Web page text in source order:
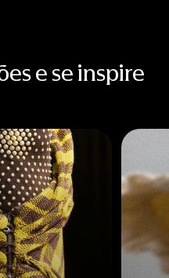
e se inspire